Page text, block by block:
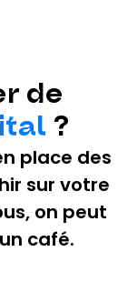
de
?
place des
sur votre
on peut
café.